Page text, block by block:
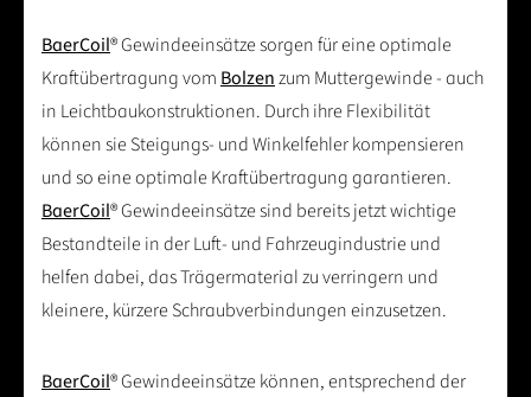
BaerCoil® Gewindeeinsätze sorgen für eine optimale
Kraftübertragung vom Bolzenzum Muttergewinde - auch
in Leichtbaukonstruktionen. Durch ihre Flexibilität
können sie Steigungs- und Winkelfehler kompensieren
und so eine optimale Kraftübertragung garantieren.
BaerCoil® Gewindeeinsätze sind bereits jetzt wichtige
Bestandteile in der Luft- und Fahrzeugindustrie und
helfen dabei, das Trägermaterial zu verringern und
kleinere, kürzere Schraubverbindungen einzusetzen.
BaerCoil® Gewindeeinsätze können, entsprechend der